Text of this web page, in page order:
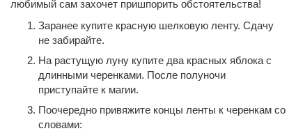
любимый сам захочет пришпорить обстоятельства!
Заранее купите красную шелковую ленту. Сдачу
не забирайте.
На растущую луну купите два красных яблока с
длинными черенками. После полуночи
приступайте к магии.
Поочередно привяжите концы ленты к черенкам со
словами: